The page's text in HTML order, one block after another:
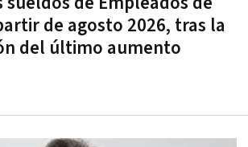
de agosto 2026, tras la
del último aumento